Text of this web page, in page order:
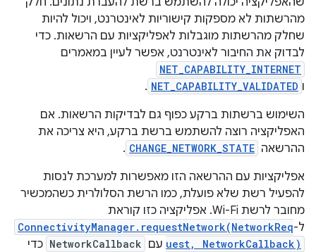
מהרשתות לא מספקות קישוריות לאינטרנט, ויכול להיות
שחלק מהרשתות מוגבלות לאפליקציות עם הרשאות. כדי
לבדוק את החיבור לאינטרנט, אפשר לעיין במאמרים
NET_CAPABILITY_INTERNET
ו NET_CAPABILITY_VALIDATED
.
השימוש ברשתות ברקע כפוף גם לבדיקות הרשאות. אם
האפליקציה רוצה להשתמש ברשת ברקע, היא צריכה את
ההרשאה CHANGE_NETWORK_STATE
.
אפליקציות עם ההרשאה הזו מאפשרות למערכת לנסות
להפעיל רשת שלא פועלת, כמו הרשת הסלולרית כשהמכשיר
מחובר לרשת Wi-Fi. אפליקציה כזו קוראת
ל-ConnectivityManager.requestNetwork(NetworkReq
uest, NetworkCallback) עם NetworkCallback כדי